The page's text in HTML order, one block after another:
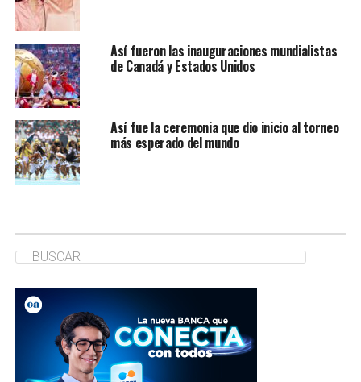
Así fueron las inauguraciones mundialistas
de Canadá y Estados Unidos
Así fue la ceremonia que dio inicio al torneo
más esperado del mundo